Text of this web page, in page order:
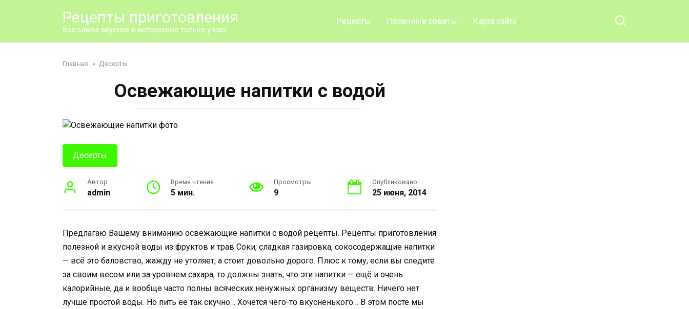
Рецепты приготовления
Все самое вкусное и интересное только у нас!
Рецепты Полезные советы Карта сайта
Главная » Десерты
Освежающие напитки с водой
Десерты
Автор
admin
Время чтения
5 мин.
Просмотры
9
Опубликовано
25 июня, 2014
Предлагаю Вашему вниманию освежающие напитки с водой рецепты. Рецепты приготовления
полезной и вкусной воды из фруктов и трав Соки, сладкая газировка, сокосодержащие напитки
— всё это баловство, жажду не утоляет, а стоит довольно дорого. Плюс к тому, если вы следите
за своим весом или за уровнем сахара, то должны знать, что эти напитки — ещё и очень
калорийные, да и вообще часто полны всяческих ненужных организму веществ. Ничего нет
лучше простой воды. Но пить её так скучно… Хочется чего-то вкусненького… В этом посте мы